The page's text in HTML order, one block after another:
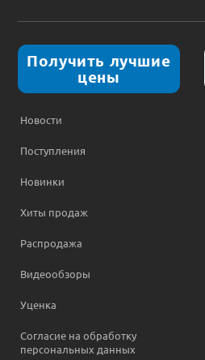
Получить лучшие
цены
Новости
Поступления
Новинки
Хиты продаж
Распродажа
Видеообзоры
Уценка
Согласие на обработку
персональных данных